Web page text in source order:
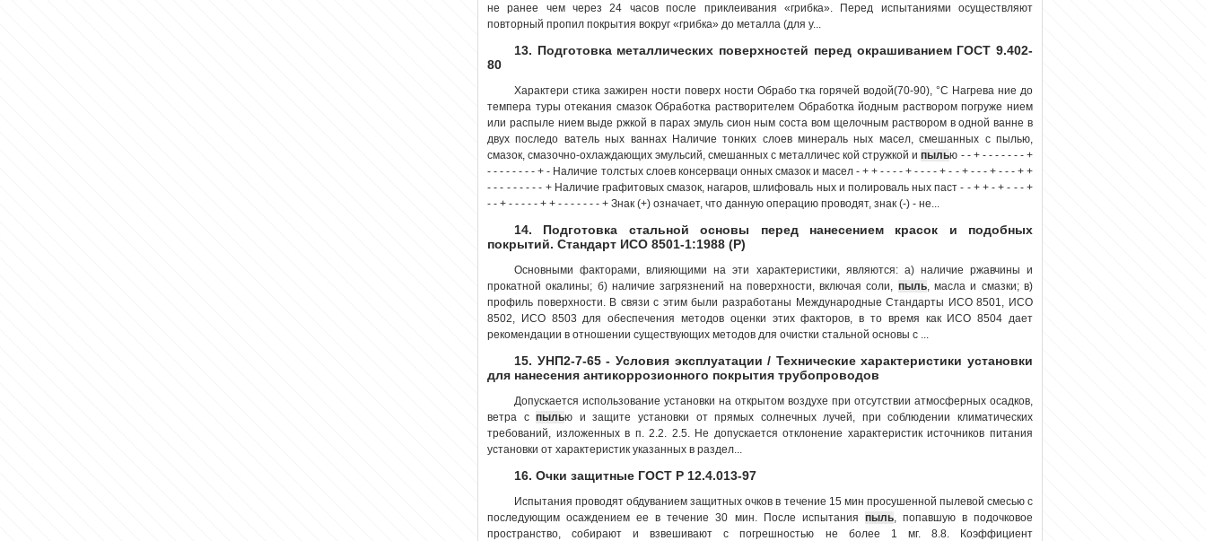
не ранее чем через 24 часов после приклеивания «грибка». Перед испытаниями осуществляют
повторный пропил покрытия вокруг «грибка» до металла (для у...
13. Подготовка металлических поверхностей перед окрашиванием ГОСТ 9.402-
80
Характери стика зажирен ности поверх ности Обрабо тка горячей водой(70-90), °С Нагрева ние до
темпера туры отекания смазок Обработка растворителем Обработка йодным раствором погруже нием
или распыле нием выде ржкой в парах эмуль сион ным соста вом щелочным раствором в одной ванне в
двух последо ватель ных ваннах Наличие тонких слоев минераль ных масел, смешанных с пылью,
смазок, смазочно-охлаждающих эмульсий, смешанных с металличес кой стружкой ипылью - - + - - - - - - - +
- - - - - - - - + - Наличие толстых слоев консерваци онных смазок и масел - + + - - - - + - - - - + - - + - - - + - - - + +
- - - - - - - - - + Наличие графитовых смазок, нагаров, шлифоваль ных и полироваль ных паст - - + + - + - - - +
- - + - - - - - + + - - - - - - - + Знак (+) означает, что данную операцию проводят, знак (-) - не...
14. Подготовка стальной основы перед нанесением красок и подобных
покрытий. Стандарт ИСО 8501-1:1988 (Р)
Основными факторами, влияющими на эти характеристики, являются: а) наличие ржавчины и
прокатной окалины; б) наличие загрязнений на поверхности, включая соли, пыль, масла и смазки; в)
профиль поверхности. В связи с этим были разработаны Международные Стандарты ИСО 8501, ИСО
8502, ИСО 8503 для обеспечения методов оценки этих факторов, в то время как ИСО 8504 дает
рекомендации в отношении существующих методов для очистки стальной основы с ...
15. УНП2-7-65 - Условия эксплуатации / Технические характеристики установки
для нанесения антикоррозионного покрытия трубопроводов
Допускается использование установки на открытом воздухе при отсутствии атмосферных осадков,
ветра спылью и защите установки от прямых солнечных лучей, при соблюдении климатических
требований, изложенных в п. 2.2. 2.5. Не допускается отклонение характеристик источников питания
установки от характеристик указанных в раздел...
16. Очки защитные ГОСТ Р 12.4.013-97
Испытания проводят обдуванием защитных очков в течение 15 мин просушенной пылевой смесью с
последующим осаждением ее в течение 30 мин. После испытания пыль, попавшую в подочковое
пространство, собирают и взвешивают с погрешностью не более 1 мг. 8.8. Коэффициент